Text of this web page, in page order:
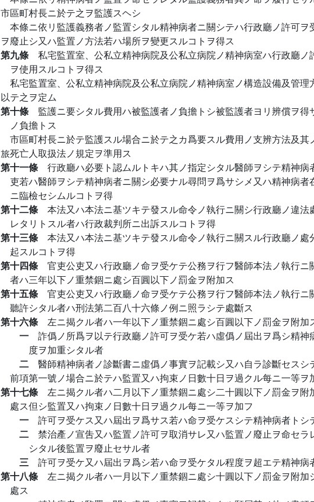
市區町村長ニ於テ之ヲ監護スヘシ
本條ニ依リ監護義務者ノ監置シタル精神病者ニ關シテハ行政廳ノ許可ヲ
ヲ廢止シ又ハ監置ノ方法若ハ場所ヲ變更スルコトヲ得ス
第九條 私宅監置室、公私立精神病院及公私立病院ノ精神病室ハ行政廳ノ
ヲ使用スルコトヲ得ス
私宅監置室、公私立精神病院及公私立病院ノ精神病室ノ構造設備及管理
以テ之ヲ定ム
第十條 監護ニ要シタル費用ハ被監護者ノ負擔トシ被監護者ヨリ辨償ヲ
ノ負擔トス
市區町村長ニ於テ監護スル場合ニ於テ之カ爲要スル費用ノ支辨方法及
旅死亡人取扱法ノ規定ヲ準用ス
第十一條 行政廳ハ必要ト認ムルトキハ其ノ指定シタル醫師ヲシテ精神病
吏若ハ醫師ヲシテ精神病者ニ關シ必要ナル尋問ヲ爲サシメ又ハ精神病
ニ臨檢セシムルコトヲ得
第十二條 本法又ハ本法ニ基ツキテ發スル命令ノ執行ニ關シ行政廳ノ違法
レタリトスル者ハ行政裁判所ニ出訴スルコトヲ得
第十三條 本法又ハ本法ニ基ツキテ發スル命令ノ執行ニ關スル行政廳ノ處
起スルコトヲ得
第十四條 官吏公吏又ハ行政廳ノ命ヲ受ケテ公務ヲ行フ醫師本法ノ執行
者ハ三年以下ノ重禁錮ニ處シ百圓以下ノ罰金ヲ附加ス
第十五條 官吏公吏又ハ行政廳ノ命ヲ受ケテ公務ヲ行フ醫師本法ノ執行ニ
聽許シタル者ハ刑法第二百八十六條ノ例ニ照ラシテ處斷ス
第十六條 左ニ揭クル者ハ一年以下ノ重禁錮ニ處シ百圓以下ノ罰金ヲ附加
一 詐僞ノ所爲ヲ以テ行政廳ノ許可ヲ受ケ若ハ虛僞ノ屆出ヲ爲シ精神
度ヲ加重シタル者
二 醫師精神病者ノ診斷書ニ虛僞ノ事實ヲ記載シ又ハ自ラ診斷セスシ
前項第一號ノ場合ニ於テハ監置又ハ拘束ノ日數十日ヲ過クル每ニ一等ヲ
第十七條 左ニ揭クル者ハ二月以下ノ重禁錮ニ處シ二十圓以下ノ罰金ヲ附
處ス但シ監置又ハ拘束ノ日數十日ヲ過クル每ニ一等ヲ加フ
一 許可ヲ受ケス又ハ屆出ヲ爲サス若ハ命ヲ受ケスシテ精神病者トシ
二 禁治產ノ宣吿又ハ監置ノ許可ヲ取消サレ又ハ監置ノ廢止ヲ命セラ
シタル後監置ヲ廢止セサル者
三 許可ヲ受ケ又ハ屆出ヲ爲シ若ハ命ヲ受ケタル程度ヲ超エテ精神病
第十八條 左ニ揭クル者ハ一月以下ノ重禁錮ニ處シ十圓以下ノ罰金ヲ附加
處ス